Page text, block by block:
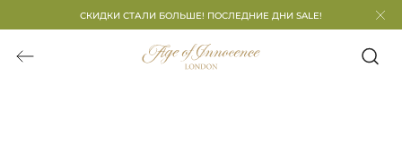
СКИДКИ СТАЛИ БОЛЬШЕ! ПОСЛЕДНИЕ ДНИ SALE!